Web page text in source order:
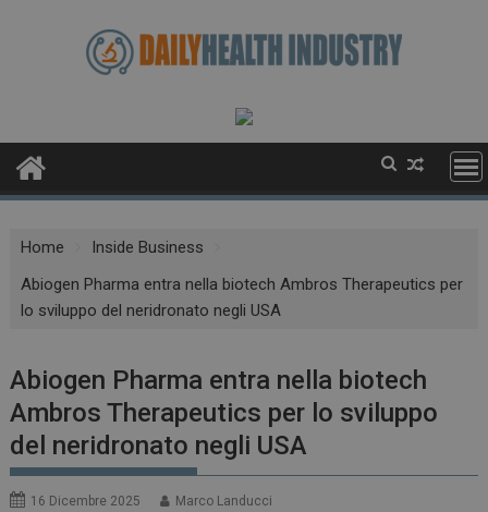
Home
Inside Business
Abiogen Pharma entra nella biotech Ambros Therapeutics per
lo sviluppo del neridronato negli USA
Abiogen Pharma entra nella biotech
Ambros Therapeutics per lo sviluppo
del neridronato negli USA
16 Dicembre 2025 Marco Landucci